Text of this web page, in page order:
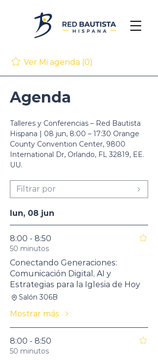
Ver Mi agenda (0)
Agenda
Talleres y Conferencias – Red Bautista
Hispana | 08 jun, 8:00 – 17:30 Orange
County Convention Center, 9800
International Dr, Orlando, FL 32819, EE.
UU.
Filtrar por
lun, 08 jun
8:00 - 8:50
50 minutos
Conectando Generaciones:
Comunicación Digital, AI y
Estrategias para la Iglesia de Hoy
Salón 306B
Mostrar más
8:00 - 8:50
50 minutos